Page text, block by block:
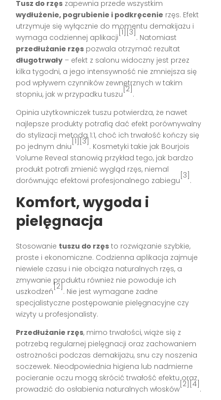
Tusz do rzęs zapewnia przede wszystkim
wydłużenie, pogrubienie i podkręcenie rzęs. Efekt
utrzymuje się wyłącznie do momentu demakijażu i
wymaga codziennej aplikacji
[1][3]
. Natomiast
przedłużanie rzęs pozwala otrzymać rezultat
długotrwały – efekt z salonu widoczny jest przez
kilka tygodni, a jego intensywność nie zmniejsza się
pod wpływem czynników zewnętrznych w takim
stopniu, jak w przypadku tuszu
[2]
.
Opinia użytkowniczek tuszu potwierdza, że nawet
najlepsze produkty potrafią dać efekt porównywalny
do stylizacji metodą 1:1, choć ich trwałość kończy się
po jednym dniu
[1][3]
. Kosmetyki takie jak Bourjois
Volume Reveal stanowią przykład tego, jak bardzo
produkt potrafi zmienić wygląd rzęs, niemal
dorównując efektowi profesjonalnego zabiegu
[3]
.
Komfort, wygoda i
pielęgnacja
Stosowanie tuszu do rzęs to rozwiązanie szybkie,
proste i ekonomiczne. Codzienna aplikacja zajmuje
niewiele czasu i nie obciąża naturalnych rzęs, a
zmywanie produktu również nie powoduje ich
uszkodzeń
[2]
. Nie jest wymagane żadne
specjalistyczne postępowanie pielęgnacyjne czy
wizyty u profesjonalisty.
Przedłużanie rzęs, mimo trwałości, wiąże się z
potrzebą regularnej pielęgnacji oraz zachowaniem
ostrożności podczas demakijażu, snu czy noszenia
soczewek. Nieodpowiednia higiena lub nadmierne
pocieranie oczu mogą skrócić trwałość efektu oraz
prowadzić do osłabienia naturalnych włosków
[2][4]
.